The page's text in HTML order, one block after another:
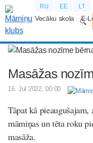
RU EE LT
Vecāku skola E-
Masāžas
16. Jul 2022, 00:00
Tāpat kā
māmiņas un tēta roku
masāža.